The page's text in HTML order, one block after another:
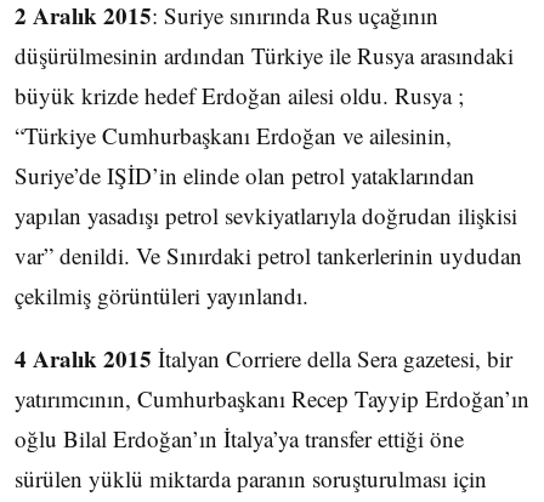
2 Aralık 2015: Suriye sınırında Rus uçağının
düşürülmesinin ardından Türkiye ile Rusya arasındaki
büyük krizde hedef Erdoğan ailesi oldu. Rusya ;
“Türkiye Cumhurbaşkanı Erdoğan ve ailesinin,
Suriye’de IŞİD’in elinde olan petrol yataklarından
yapılan yasadışı petrol sevkiyatlarıyla doğrudan ilişkisi
var” denildi. Ve Sınırdaki petrol tankerlerinin uydudan
çekilmiş görüntüleri yayınlandı.
4 Aralık 2015 İtalyan Corriere della Sera gazetesi, bir
yatırımcının, Cumhurbaşkanı Recep Tayyip Erdoğan’ın
oğlu Bilal Erdoğan’ın İtalya’ya transfer ettiği öne
sürülen yüklü miktarda paranın soruşturulması için